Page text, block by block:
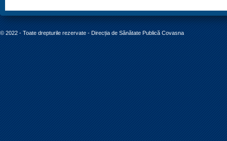
© 2022 - Toate drepturile rezervate - Direcția de Sănătate Publică Covasna